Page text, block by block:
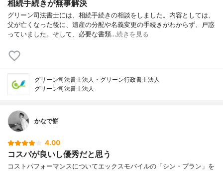
相続手続きが無事解決
グリーン司法書士には、相続手続きの相談をしました。内容としては、
父が亡くなった後に、遺産の分配や名義変更の手続きがわからず、戸惑
っていました。そして、必要な書類…続きを見る
グリーン司法書士法人・グリーン行政書士法人
グリーン司法書士法人
かなで餅
4.00
コスパが良いし優秀だと思う
コストパフォーマンスについてエックスモバイルの「シン・プラン」を